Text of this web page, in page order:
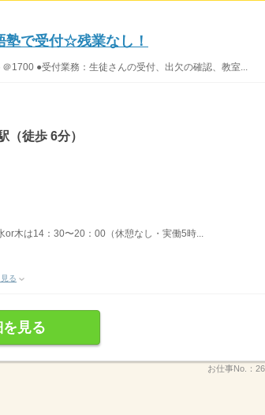
塾で受付☆残業なし！
1700 ●受付業務：生徒さんの受付、出欠の確認、教室...
（徒歩 6分）
木は14：30〜20：00（休憩なし・実働5時...
る
見る
お仕事No.：